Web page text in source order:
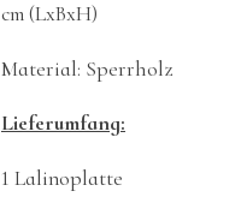
cm (LxBxH)
Material: Sperrholz
Lieferumfang:
1 Lalinoplatte